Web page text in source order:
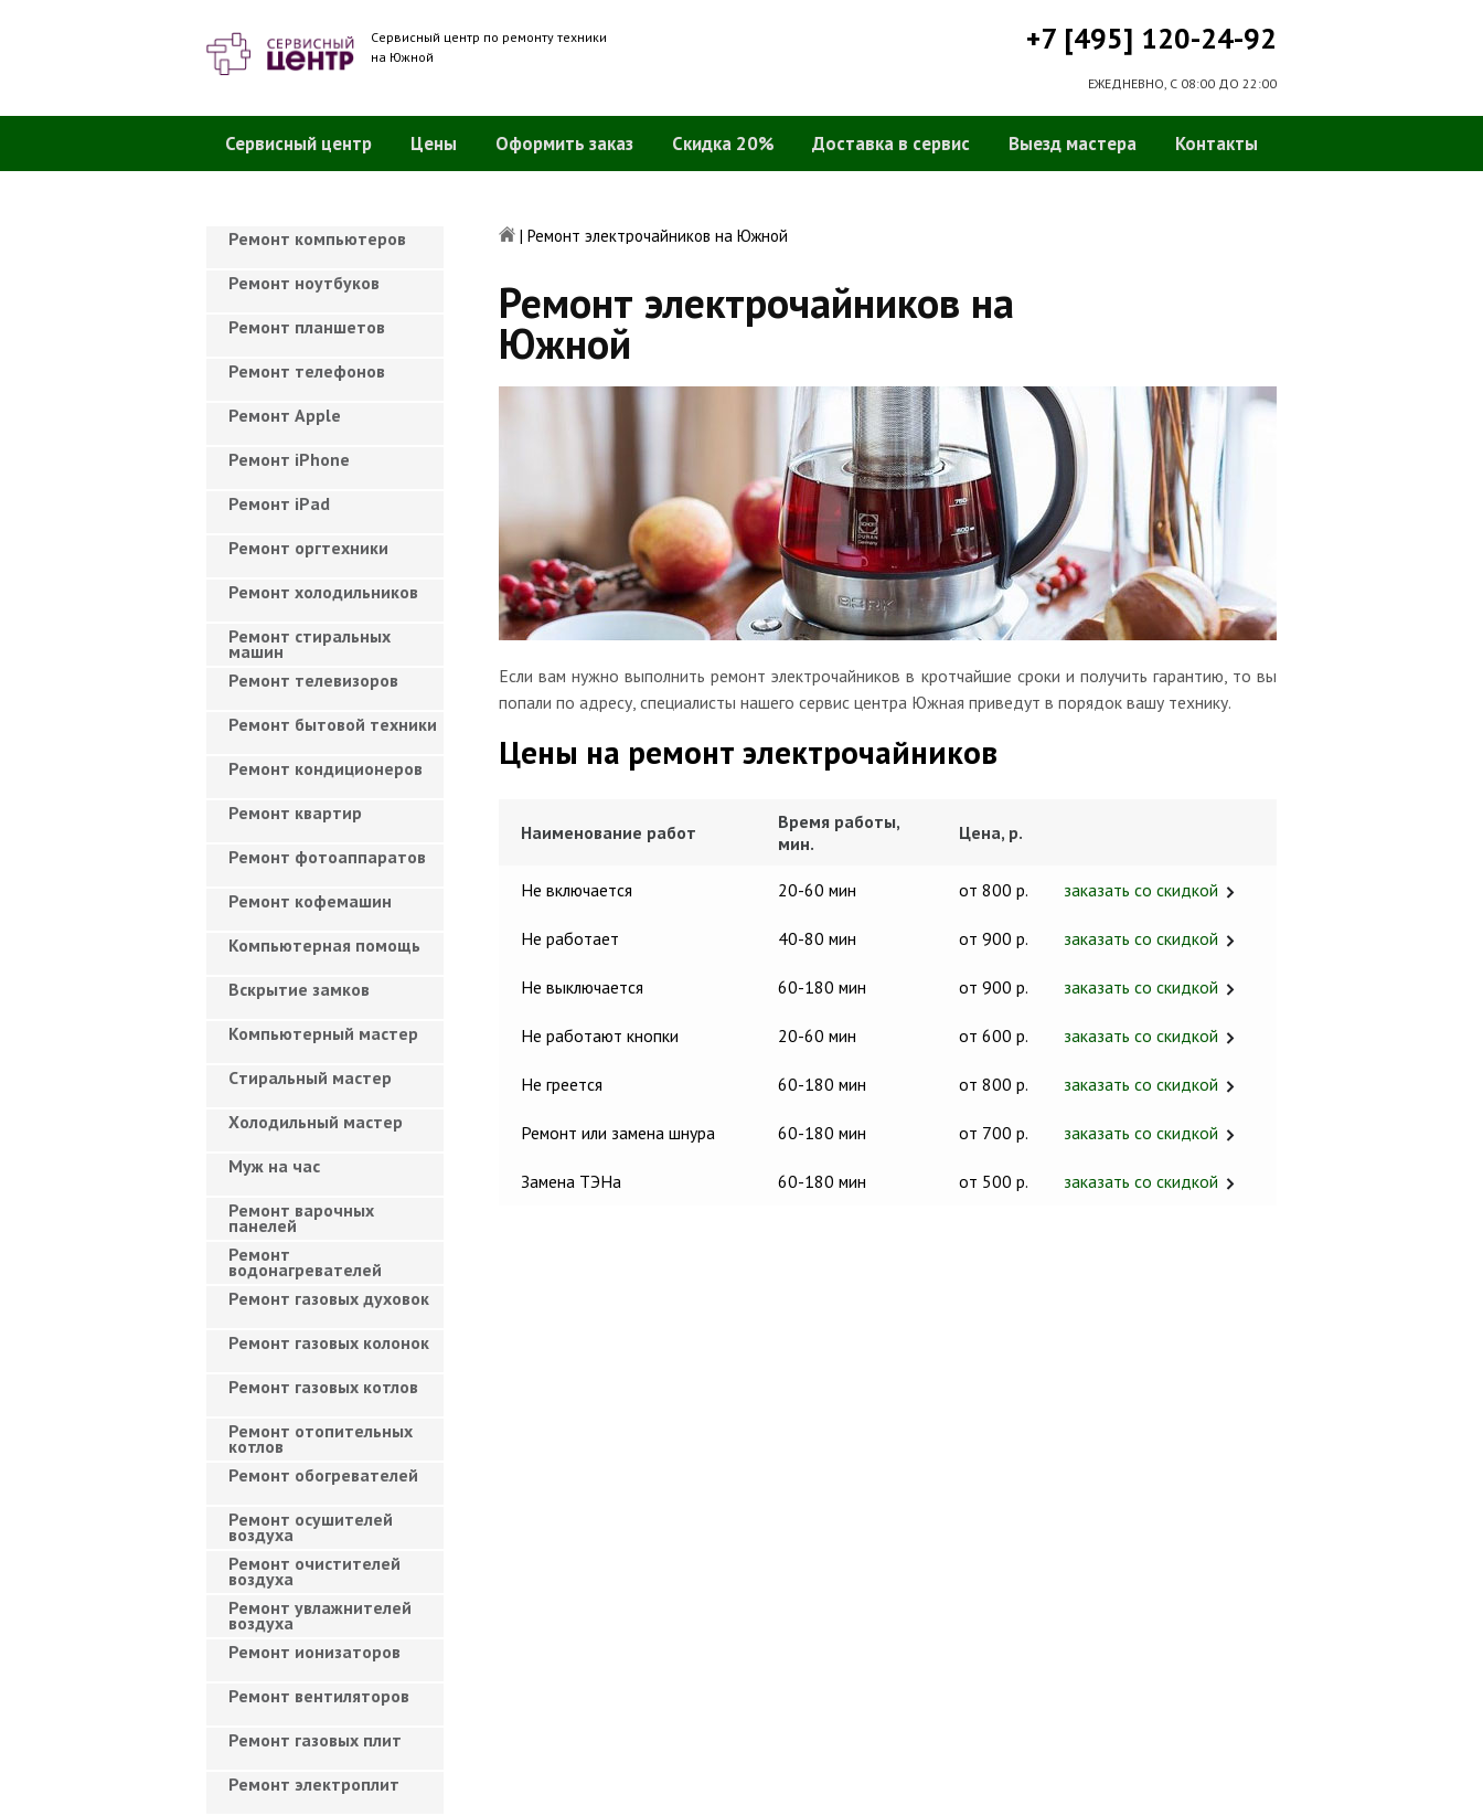
Сервисный центр по ремонту техники
на Южной
+7 [495] 120-24-92
ЕЖЕДНЕВНО, С 08:00 ДО 22:00
Сервисный центр Цены Оформить заказ Скидка 20% Доставка в сервис Выезд мастера Контакты
| Ремонт электрочайников на Южной
Ремонт электрочайников на
Южной
Если вам нужно выполнить ремонт электрочайников в кротчайшие сроки и получить гарантию, то вы
попали по адресу, специалисты нашего сервис центра Южная приведут в порядок вашу технику.
Цены на ремонт электрочайников
Наименование работ
Время работы,
мин.
Цена, р.
Не включается 20-60 мин от 800 р. заказать со скидкой
Не работает 40-80 мин от 900 р. заказать со скидкой
Не выключается 60-180 мин от 900 р. заказать со скидкой
Не работают кнопки 20-60 мин от 600 р. заказать со скидкой
Не греется 60-180 мин от 800 р. заказать со скидкой
Ремонт или замена шнура 60-180 мин от 700 р. заказать со скидкой
Замена ТЭНа 60-180 мин от 500 р. заказать со скидкой
Ремонт компьютеров
Ремонт ноутбуков
Ремонт планшетов
Ремонт телефонов
Ремонт Apple
Ремонт iPhone
Ремонт iPad
Ремонт оргтехники
Ремонт холодильников
Ремонт стиральных
машин
Ремонт телевизоров
Ремонт бытовой техники
Ремонт кондиционеров
Ремонт квартир
Ремонт фотоаппаратов
Ремонт кофемашин
Компьютерная помощь
Вскрытие замков
Компьютерный мастер
Cтиральный мастер
Холодильный мастер
Муж на час
Ремонт варочных
панелей
Ремонт
водонагревателей
Ремонт газовых духовок
Ремонт газовых колонок
Ремонт газовых котлов
Ремонт отопительных
котлов
Ремонт обогревателей
Ремонт осушителей
воздуха
Ремонт очистителей
воздуха
Ремонт увлажнителей
воздуха
Ремонт ионизаторов
Ремонт вентиляторов
Ремонт газовых плит
Ремонт электроплит